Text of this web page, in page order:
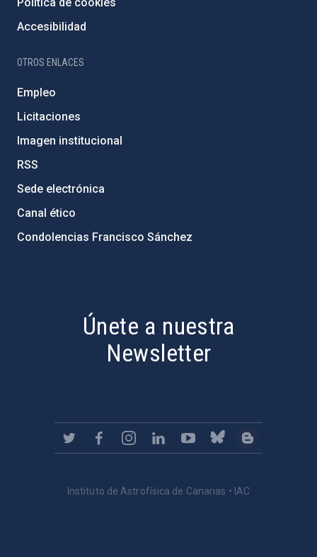
Accesibilidad
OTROS ENLACES
Empleo
Licitaciones
Imagen institucional
RSS
Sede electrónica
Canal ético
Condolencias Francisco Sánchez
Únete a nuestra
Newsletter
Instituto de Astrofísica de Canarias • IAC